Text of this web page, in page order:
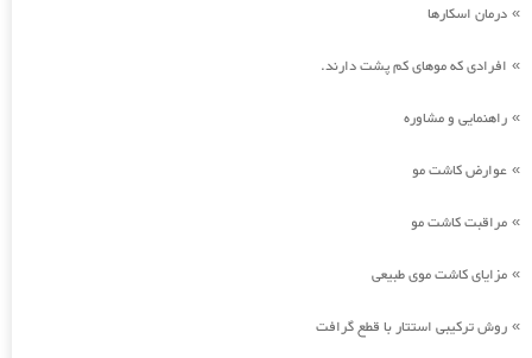
» درمان اسکارها
» افرادی که موهای کم پشت دارند.
» راهنمایی و مشاوره
» عوارض کاشت مو
» مراقبت کاشت مو
» مزایای کاشت موی طبیعی
» روش ترکیبی استتار با قطع گرافت